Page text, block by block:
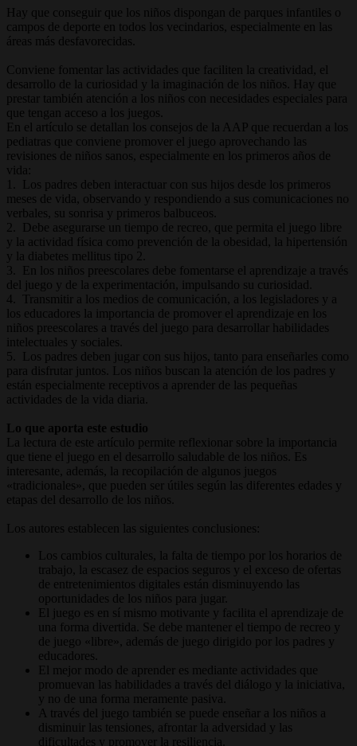
Hay que conseguir que los niños dispongan de parques infantiles o
campos de deporte en todos los vecindarios, especialmente en las
áreas más desfavorecidas.
Conviene fomentar las actividades que faciliten la creatividad, el
desarrollo de la curiosidad y la imaginación de los niños. Hay que
prestar también atención a los niños con necesidades especiales para
que tengan acceso a los juegos.
En el artículo se detallan los consejos de la AAP que recuerdan a los
pediatras que conviene promover el juego aprovechando las
revisiones de niños sanos, especialmente en los primeros años de
vida:
1. Los padres deben interactuar con sus hijos desde los primeros
meses de vida, observando y respondiendo a sus comunicaciones no
verbales, su sonrisa y primeros balbuceos.
2. Debe asegurarse un tiempo de recreo, que permita el juego libre
y la actividad física como prevención de la obesidad, la hipertensión
y la diabetes mellitus tipo 2.
3. En los niños preescolares debe fomentarse el aprendizaje a través
del juego y de la experimentación, impulsando su curiosidad.
4. Transmitir a los medios de comunicación, a los legisladores y a
los educadores la importancia de promover el aprendizaje en los
niños preescolares a través del juego para desarrollar habilidades
intelectuales y sociales.
5. Los padres deben jugar con sus hijos, tanto para enseñarles como
para disfrutar juntos. Los niños buscan la atención de los padres y
están especialmente receptivos a aprender de las pequeñas
actividades de la vida diaria.
Lo que aporta este estudio
La lectura de este artículo permite reflexionar sobre la importancia
que tiene el juego en el desarrollo saludable de los niños. Es
interesante, además, la recopilación de algunos juegos
«tradicionales», que pueden ser útiles según las diferentes edades y
etapas del desarrollo de los niños.
Los autores establecen las siguientes conclusiones:
Los cambios culturales, la falta de tiempo por los horarios de
trabajo, la escasez de espacios seguros y el exceso de ofertas
de entretenimientos digitales están disminuyendo las
oportunidades de los niños para jugar.
El juego es en sí mismo motivante y facilita el aprendizaje de
una forma divertida. Se debe mantener el tiempo de recreo y
de juego «libre», además de juego dirigido por los padres y
educadores.
El mejor modo de aprender es mediante actividades que
promuevan las habilidades a través del diálogo y la iniciativa,
y no de una forma meramente pasiva.
A través del juego también se puede enseñar a los niños a
disminuir las tensiones, afrontar la adversidad y las
dificultades y promover la resiliencia.